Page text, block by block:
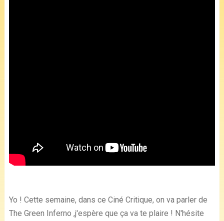
Yo ! Cette semaine, dans ce Ciné Critique, on va parler de
The Green Inferno ,j'espère que ça va te plaire ! N'hésite